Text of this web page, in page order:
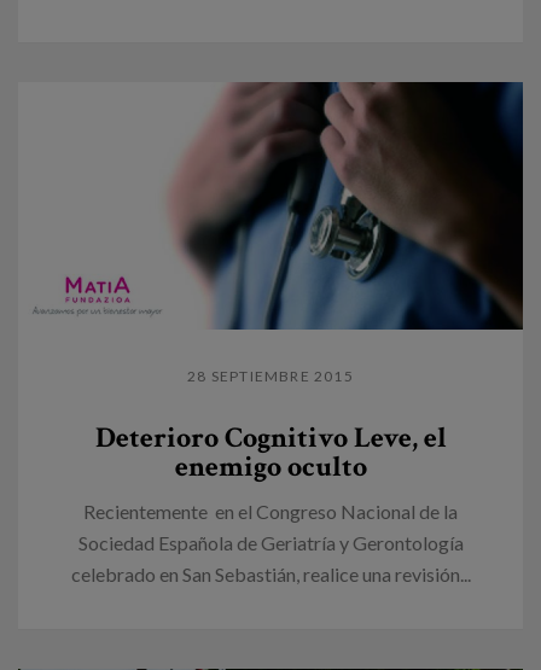
28 SEPTIEMBRE 2015
Deterioro Cognitivo Leve, el
enemigo oculto
Recientemente en el Congreso Nacional de la
Sociedad Española de Geriatría y Gerontología
celebrado en San Sebastián, realice una revisión...